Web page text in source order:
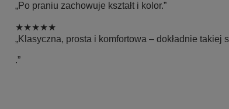
„Po praniu zachowuje kształt i kolor.”
★★★★★
„Klasyczna, prosta i komfortowa – dokładnie takiej
.”